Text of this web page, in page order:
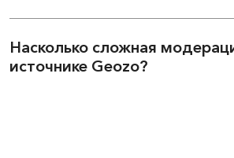
Насколько сложная
источнике Geozo?